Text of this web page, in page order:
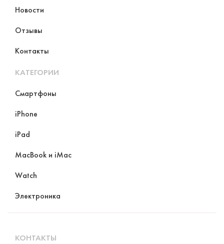
Новости
Отзывы
Контакты
КАТЕГОРИИ
Смартфоны
iPhone
iPad
MacBook и iMac
Watch
Электроника
КОНТАКТЫ